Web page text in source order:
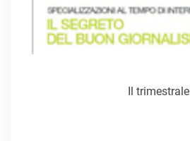
Il trimestrale